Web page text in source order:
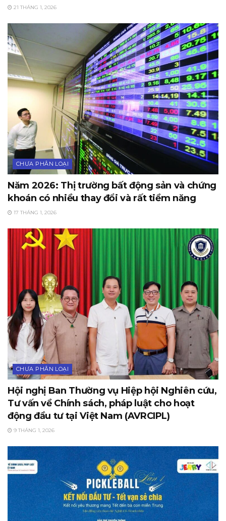
21 THÁNG 1, 2026
CHƯA PHÂN LOẠI
Năm 2026: Thị trường bất động sản và chứng
khoán có nhiều thay đổi và rất tiềm năng
17 THÁNG 1, 2026
CHƯA PHÂN LOẠI
Hội nghị Ban Thường vụ Hiệp hội Nghiên cứu,
Tư vấn về Chính sách, pháp luật cho hoạt
động đầu tư tại Việt Nam (AVRCIPL)
9 THÁNG 1, 2026